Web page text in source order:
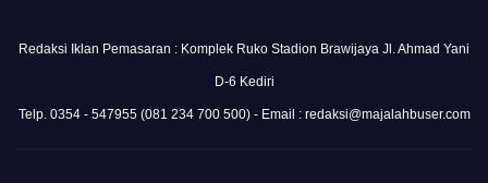
Redaksi Iklan Pemasaran : Komplek Ruko Stadion Brawijaya Jl. Ahmad Yani
D-6 Kediri
Telp. 0354 - 547955 (081 234 700 500) - Email : redaksi@majalahbuser.com